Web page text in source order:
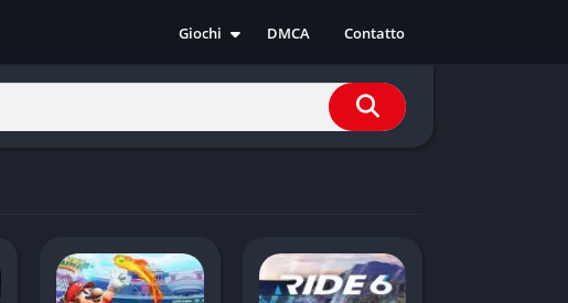
Giochi
Azione
Casual
Simulazione
DMCA Contatto